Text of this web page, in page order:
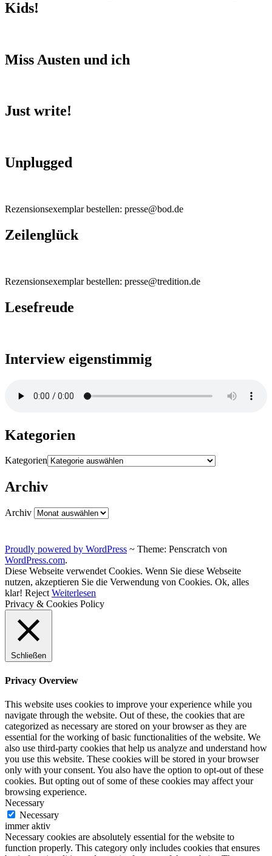
Kids!
Miss Austen und ich
Just write!
Unplugged
Rezensionsexemplar bestellen: presse@bod.de
Zeilenglück
Rezensionsexemplar bestellen: presse@tredition.de
Lesefreude
Interview eigenstimmig
Kategorien
Kategorien
Archiv
Archiv
Proudly powered by WordPress ~ Theme: Penscratch von
WordPress.com.
Diese Webseite verwendet Cookies. Wenn Sie diese Webseite
nutzen, akzeptieren Sie die Verwendung von Cookies. Ok, alles
klar! Reject Weiterlesen
Privacy & Cookies Policy
Schließen
Privacy Overview
This website uses cookies to improve your experience while you
navigate through the website. Out of these, the cookies that are
categorized as necessary are stored on your browser as they are
essential for the working of basic functionalities of the website. We
also use third-party cookies that help us analyze and understand how
you use this website. These cookies will be stored in your browser
only with your consent. You also have the option to opt-out of these
cookies. But opting out of some of these cookies may affect your
browsing experience.
Necessary
Necessary
immer aktiv
Necessary cookies are absolutely essential for the website to
function properly. This category only includes cookies that ensures